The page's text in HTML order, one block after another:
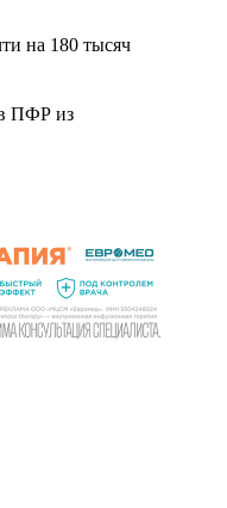
на 180 тысяч
в ПФР из